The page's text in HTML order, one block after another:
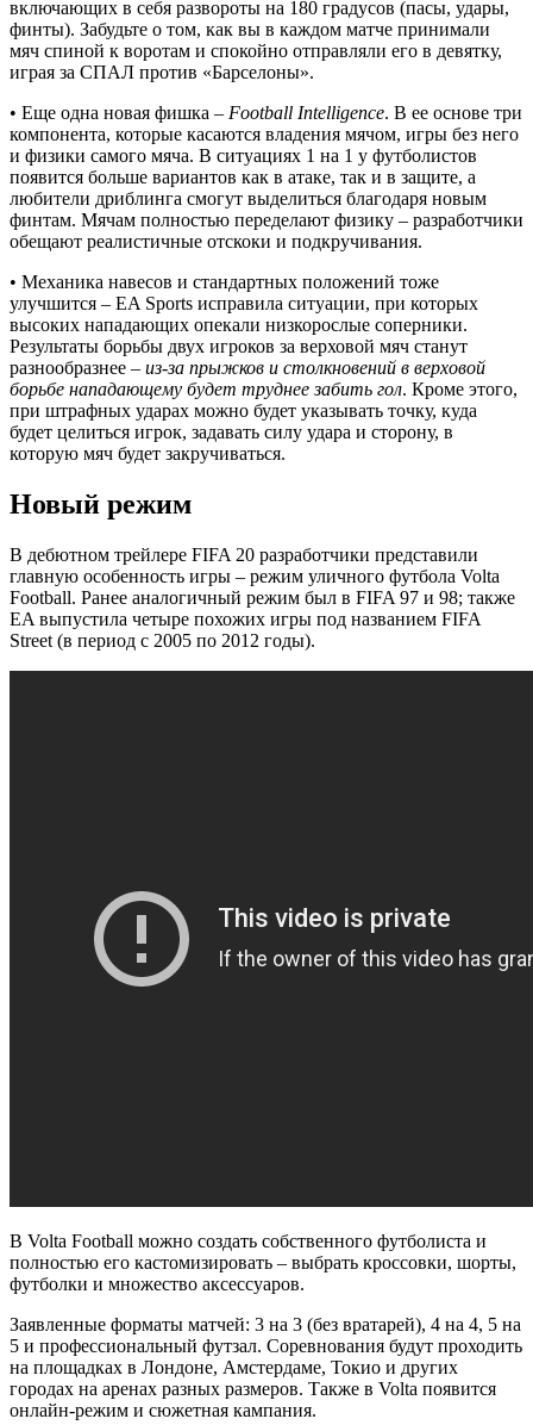
включающих в себя развороты на 180 градусов (пасы, удары,
финты). Забудьте о том, как вы в каждом матче принимали
мяч спиной к воротам и спокойно отправляли его в девятку,
играя за СПАЛ против «Барселоны».
• Еще одна новая фишка – Football Intelligence. В ее основе три
компонента, которые касаются владения мячом, игры без него
и физики самого мяча. В ситуациях 1 на 1 у футболистов
появится больше вариантов как в атаке, так и в защите, а
любители дриблинга смогут выделиться благодаря новым
финтам. Мячам полностью переделают физику – разработчики
обещают реалистичные отскоки и подкручивания.
• Механика навесов и стандартных положений тоже
улучшится – EA Sports исправила ситуации, при которых
высоких нападающих опекали низкорослые соперники.
Результаты борьбы двух игроков за верховой мяч станут
разнообразнее – из-за прыжков и столкновений в верховой
борьбе нападающему будет труднее забить гол. Кроме этого,
при штрафных ударах можно будет указывать точку, куда
будет целиться игрок, задавать силу удара и сторону, в
которую мяч будет закручиваться.
Новый режим
В дебютном трейлере FIFA 20 разработчики представили
главную особенность игры – режим уличного футбола Volta
Football. Ранее аналогичный режим был в FIFA 97 и 98; также
EA выпустила четыре похожих игры под названием FIFA
Street (в период с 2005 по 2012 годы).
В Volta Football можно создать собственного футболиста и
полностью его кастомизировать – выбрать кроссовки, шорты,
футболки и множество аксессуаров.
Заявленные форматы матчей: 3 на 3 (без вратарей), 4 на 4, 5 на
5 и профессиональный футзал. Соревнования будут проходить
на площадках в Лондоне, Амстердаме, Токио и других
городах на аренах разных размеров. Также в Volta появится
онлайн-режим и сюжетная кампания.